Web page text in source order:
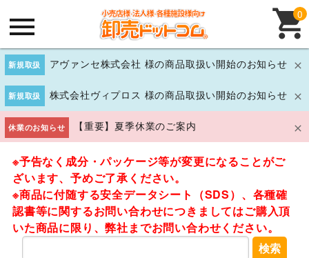
新規取扱 アヴァンセ株式会社 様の商品取扱い開始のお知らせ
新規取扱 株式会社ヴィプロス 様の商品取扱い開始のお知らせ
休業のお知らせ 【重要】夏季休業のご案内
0
※予告なく成分・パッケージ等が変更になることがご
ざいます、予めご了承ください。
※商品に付随する安全データシート（SDS）、各種確
認書等に関するお問い合わせにつきましてはご購入頂
いた商品に限り、弊社までお問い合わせください。
検索